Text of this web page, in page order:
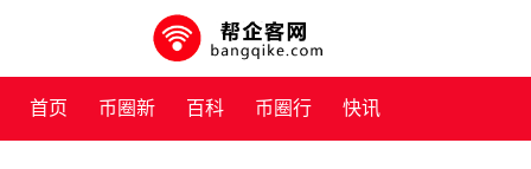
首页 币圈新 百科 币圈行 快讯